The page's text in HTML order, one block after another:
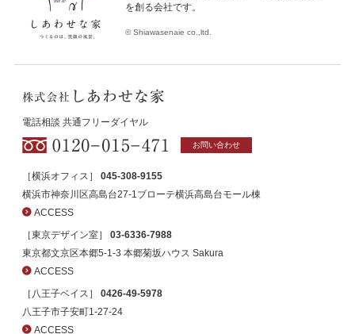
を創る会社です。
© Shiawasenaie co.,ltd.
電話相談 共通フリーダイヤル
お問い合わせ
［横浜オフィス］ 045-308-9155
横浜市神奈川区高島台27-1ブローテ横浜高島台モール棟
ACCESS
［東京デザイン室］ 03-6336-7988
東京都文京区本郷5-1-3 本郷菊坂ハウス Sakura
ACCESS
［八王子ベイス］ 0426-49-5978
八王子市子安町1-27-24
ACCESS